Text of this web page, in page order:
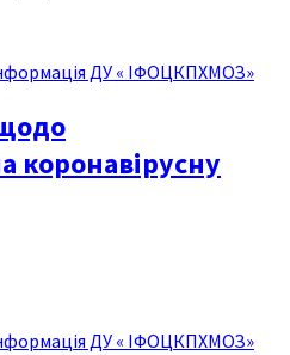
ДУ « ІФОЦКПХМОЗ»
коронавірусну
ДУ « ІФОЦКПХМОЗ»